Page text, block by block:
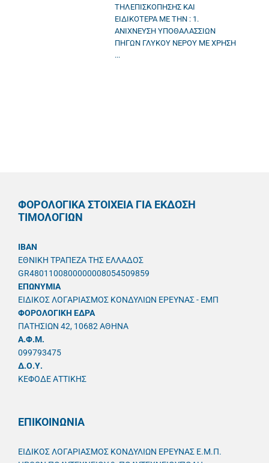
ΤΗΛΕΠΙΣΚΟΠΗΣΗΣ ΚΑΙ
ΕΙΔΙΚΟΤΕΡΑ ΜΕ ΤΗΝ : 1.
ΑΝΙΧΝΕΥΣΗ ΥΠΟΘΑΛΑΣΣΙΩΝ
ΠΗΓΩΝ ΓΛΥΚΟΥ ΝΕΡΟΥ ΜΕ ΧΡΗΣΗ
...
ΦΟΡΟΛΟΓΙΚΑ ΣΤΟΙΧΕΙΑ ΓΙΑ ΕΚΔΟΣΗ
ΤΙΜΟΛΟΓΙΩΝ
IBAN
ΕΘΝΙΚΗ ΤΡΑΠΕΖΑ ΤΗΣ ΕΛΛΑΔΟΣ
GR4801100800000008054509859
ΕΠΩΝΥΜΙΑ
ΕΙΔΙΚΟΣ ΛΟΓΑΡΙΑΣΜΟΣ ΚΟΝΔΥΛΙΩΝ ΕΡΕΥΝΑΣ - ΕΜΠ
ΦΟΡΟΛΟΓΙΚΗ ΕΔΡΑ
ΠΑΤΗΣΙΩΝ 42, 10682 ΑΘΗΝΑ
A.Φ.Μ.
099793475
Δ.Ο.Υ.
ΚΕΦΟΔΕ ΑΤΤΙΚΗΣ
ΕΠΙΚΟΙΝΩΝΙΑ
ΕΙΔΙΚΟΣ ΛΟΓΑΡΙΑΣΜΟΣ ΚΟΝΔΥΛΙΩΝ ΕΡΕΥΝΑΣ Ε.Μ.Π.